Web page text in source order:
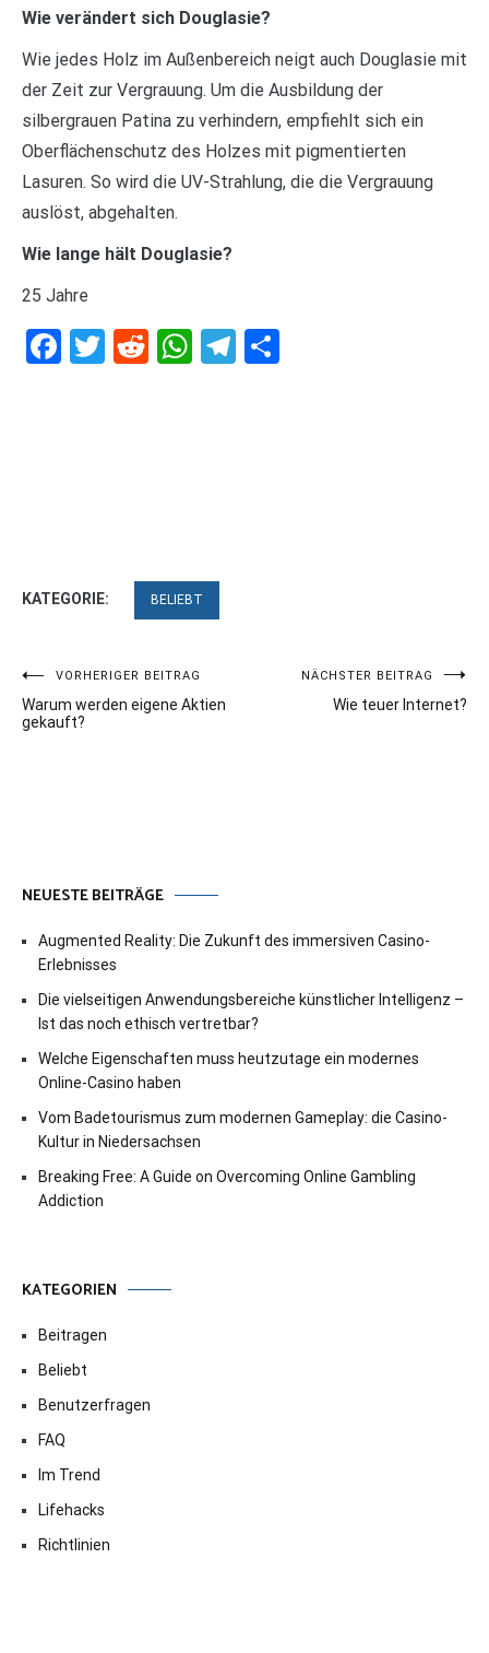
Wie verändert sich Douglasie?
Wie jedes Holz im Außenbereich neigt auch Douglasie mit
der Zeit zur Vergrauung. Um die Ausbildung der
silbergrauen Patina zu verhindern, empfiehlt sich ein
Oberflächenschutz des Holzes mit pigmentierten
Lasuren. So wird die UV-Strahlung, die die Vergrauung
auslöst, abgehalten.
Wie lange hält Douglasie?
25 Jahre
Facebook
Twitter
RedditWhatsApp
Telegram
KATEGORIE: BELIEBT
Beitragsnavigation
VORHERIGER BEITRAG
Warum werden eigene Aktien
gekauft?
NÄCHSTER BEITRAG
Wie teuer Internet?
NEUESTE BEITRÄGE
Augmented Reality: Die Zukunft des immersiven Casino-
Erlebnisses
Die vielseitigen Anwendungsbereiche künstlicher Intelligenz –
Ist das noch ethisch vertretbar?
Welche Eigenschaften muss heutzutage ein modernes
Online-Casino haben
Vom Badetourismus zum modernen Gameplay: die Casino-
Kultur in Niedersachsen
Breaking Free: A Guide on Overcoming Online Gambling
Addiction
KATEGORIEN
Beitragen
Beliebt
Benutzerfragen
FAQ
Im Trend
Lifehacks
Richtlinien